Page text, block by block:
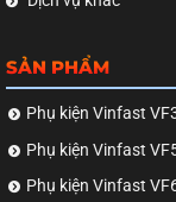
SẢN PHẨM
Phụ kiện Vinfast
Phụ kiện Vinfast
Phụ kiện Vinfast